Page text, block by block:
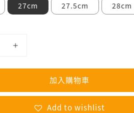
27cm 27.5cm 28cm
加入購物車
Add to wishlist